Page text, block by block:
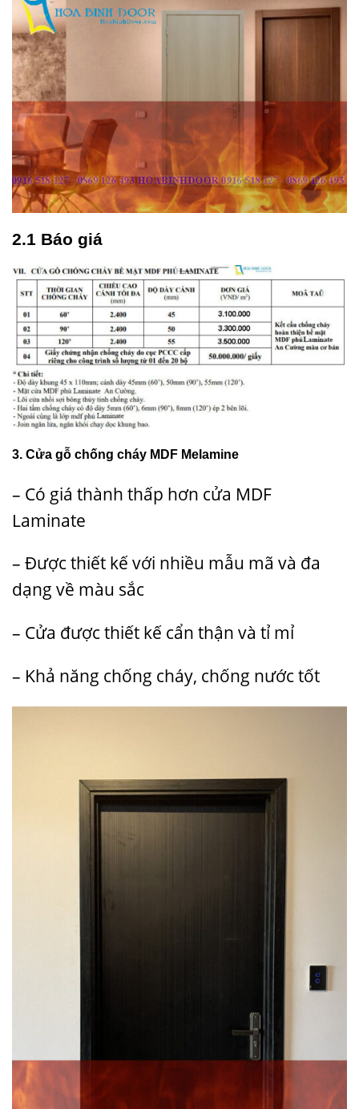
2.1 Báo giá
3. Cửa gỗ chống cháy MDF Melamine
– Có giá thành thấp hơn cửa MDF
Laminate
– Được thiết kế với nhiều mẫu mã và đa
dạng về màu sắc
– Cửa được thiết kế cẩn thận và tỉ mỉ
– Khả năng chống cháy, chống nước tốt